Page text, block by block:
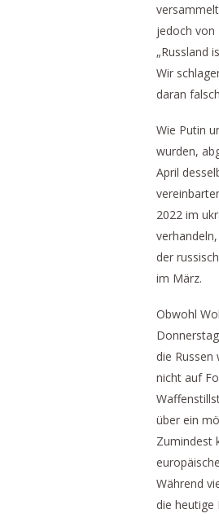
jedoch von
„Russland
Wir
daran
Wie Putin
wurden,
April
2022 im
der
im März.
Obwohl
die
nicht auf
über ein
Zumindest
Während
die heutige